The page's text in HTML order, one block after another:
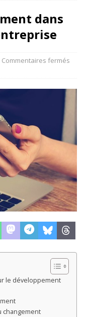
dans
Commentaires fermés
le développement
changement